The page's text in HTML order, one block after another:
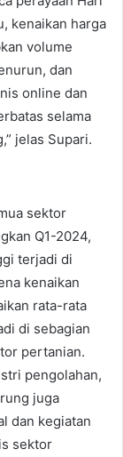
kenaikan harga
volume
dan
online dan
selama
jelas Supari.
sektor
Q1-2024,
terjadi di
kenaikan
rata-rata
di sebagian
pertanian.
pengolahan,
juga
dan kegiatan
sektor